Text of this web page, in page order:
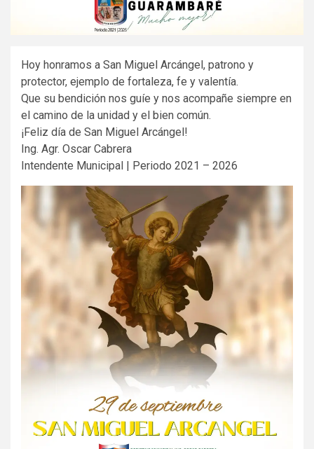
Hoy honramos a San Miguel Arcángel, patrono y
protector, ejemplo de fortaleza, fe y valentía.
Que su bendición nos guíe y nos acompañe siempre en
el camino de la unidad y el bien común.
¡Feliz día de San Miguel Arcángel!
Ing. Agr. Oscar Cabrera
Intendente Municipal | Periodo 2021 – 2026